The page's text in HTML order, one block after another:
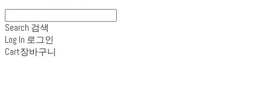
Search 검색
Log In 로그인
Cart장바구니